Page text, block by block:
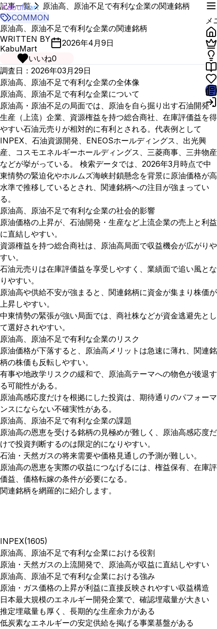
KabuMart
メ
記事一覧
原油高、原油不足で有利な企業の関連銘柄
COMMON
原油高、原油不足で有利な企業の関連銘柄
WRITTEN BY
KabuMart
2026年4月9日
いいね0
調査日：2026年03月29日
原油高、原油不足で有利な企業の全体像
原油高、原油不足で有利な企業について
原油高・原油不足の局面では、原油を自ら掘り出す石油開発・
生産（上流）企業、資源権益を持つ総合商社、在庫評価益を得
やすい石油元売りが相対的に有利とされる。代表例として
INPEX、石油資源開発、ENEOSホールディングス、出光興
産、コスモエネルギーホールディングス、三菱商事、三井物産
などが挙がっている。 検索データでは、2026年3月時点で中
東情勢の緊迫化やホルムズ海峡封鎖懸念を背景に原油価格が高
水準で推移しているとされ、関連銘柄への注目が強まってい
る。
原油高、原油不足で有利な企業の社会的影響
原油価格の上昇が、石油開発・生産など上流企業の売上と利益
に直結しやすい。
資源権益を持つ総合商社は、原油高局面で収益機会が広がりや
すい。
石油元売りは在庫評価益を享受しやすく、業績面で追い風とな
りやすい。
原油高や供給不安が強まると、関連銘柄に資金が集まり株価が
上昇しやすい。
中東情勢の緊張が強い局面では、商社株などが資金逃避先とし
て選好されやすい。
原油高、原油不足で有利な企業のリスク
原油価格が下落すると、原油高メリットは急速に薄れ、関連銘
柄の株価も反転しやすい。
有事や地政学リスクの緩和で、原油高テーマへの物色が後退す
る可能性がある。
原油高感応度だけを根拠にした投資は、期待通りのパフォーマ
ンスにならない不確実性がある。
原油高、原油不足で有利な企業の課題
原油高の恩恵を受ける銘柄の見極めが難しく、原油高感応度だ
けで投資判断するのは限定的になりやすい。
石油・天然ガスの将来需要や価格見通しの予測が難しい。
原油高の恩恵を実際の収益につなげるには、権益保有、在庫評
価益、価格転嫁の条件が必要になる。
関連銘柄を網羅的に紹介します。
INPEX(1605)
原油高、原油不足で有利な企業における役割
原油・天然ガスの上流開発で、原油高が収益に直結しやすい
原油高、原油不足で有利な企業における強み
原油・ガス価格の上昇が利益に直接反映されやすい収益構造
日本最大規模のエネルギー開発企業で、確認埋蔵量が大きい
推定埋蔵量も厚く、長期的な生産余力がある
低炭素なエネルギーの安定供給を掲げる事業基盤がある